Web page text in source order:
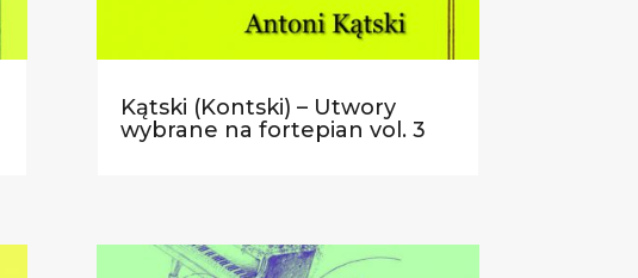
Kątski (Kontski) – Utwory
wybrane na fortepian vol. 3